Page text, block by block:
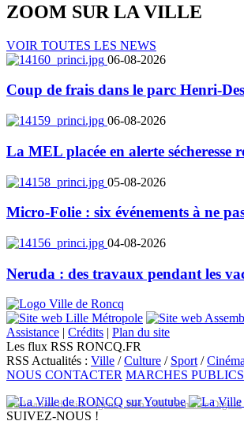
ZOOM SUR LA VILLE
VOIR TOUTES LES NEWS
06-08-2026
Coup de frais dans le parc Henri-
06-08-2026
La MEL placée en alerte sécheresse
05-08-2026
Micro-Folie : six événements à ne
04-08-2026
Neruda : des travaux pendant les
Assistance | Crédits | Plan du site
Les flux RSS RONCQ.FR
RSS Actualités : Ville /Culture / Sport/
NOUS CONTACTER MARCHES PUBLICS
Réalisation du site: Agence Web Lille Promatec Digital
SUIVEZ-NOUS !